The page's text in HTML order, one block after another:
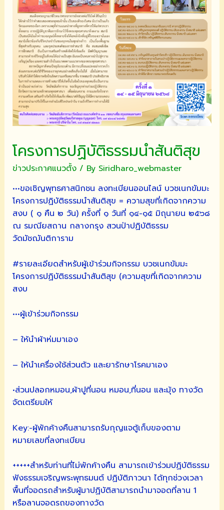
โครงการปฏิบัติธรรมนำสันติสุข
ข่าวประกาศแนวตั้ง/ By Siridharo_webmaster
•••ขอเชิญพุทธศาสนิกชน ลงทะเบียนออนไลน์ บวชเนกขัมมะ
โครงการปฏิบัติธรรมนำสันติสุข = ความสุขที่เกิดจากความ
สงบ ( ๑ คืน ๒ วัน) ครั้งที่ ๑ วันที่ ๑๔-๑๕ มิถุนายน ๒๕๖๘
ณ รมณียสถาน กลางกรุง สวนป่าปฏิบัติธรรม
วัดมัชฌันติการาม
#รายละเอียดสำหรับผู้เข้าร่วมกิจกรรม บวชเนกขัมมะ
โครงการปฏิบัติธรรมนำสันติสุข (ความสุขที่เกิดจากความ
สงบ
•••ผู้เข้าร่วมกิจกรรม
– ให้นำผ้าห่มมาเอง
– ให้นำเครื่องใช้ส่วนตัว และยารักษาโรคมาเอง
•ส่วนปลอกหมอน,ผ้าปูที่นอน หมอน,ที่นอน และมุ้ง ทางวัด
จัดเตรียมให้
Key:-ผู้พักค้างคืนสามารถรับกุญแจตู้เก็บของตาม
หมายเลขที่ลงทะเบียน
+++++สำหรับท่านที่ไม่พักค้างคืน สามารถเข้าร่วมปฏิบัติธรรม
ฟังธรรมเจริญพระพุทธมนต์ ปฏิบัติภาวนา ได้ทุกช่วงเวลา
พื้นที่จอดรถสำหรับผู้มาปฏิบัติสามารถนำมาจอดที่ลาน 1
หรือลานจอดรถของทางวัด